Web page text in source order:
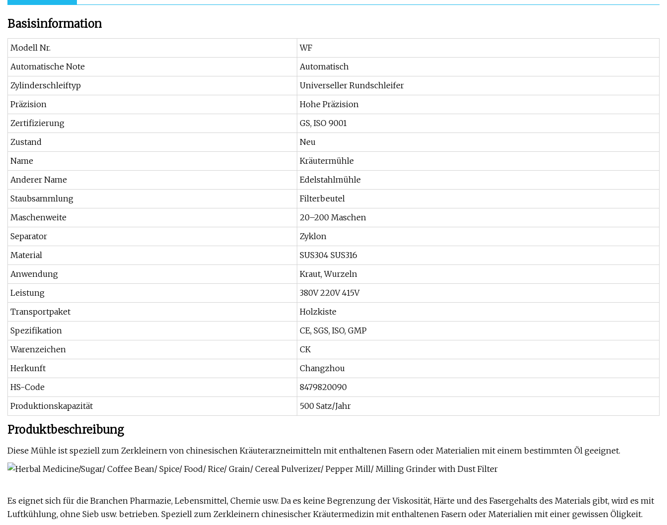
Basisinformation
Modell Nr.
WF
Automatische Note
Automatisch
Zylinderschleiftyp
Universeller Rundschleifer
Präzision
Hohe Präzision
Zertifizierung
GS, ISO 9001
Zustand
Neu
Name
Kräutermühle
Anderer Name
Edelstahlmühle
Staubsammlung
Filterbeutel
Maschenweite
20–200 Maschen
Separator
Zyklon
Material
SUS304 SUS316
Anwendung
Kraut, Wurzeln
Leistung
380V 220V 415V
Transportpaket
Holzkiste
Spezifikation
CE, SGS, ISO, GMP
Warenzeichen
CK
Herkunft
Changzhou
HS-Code
8479820090
Produktionskapazität
500 Satz/Jahr
Produktbeschreibung
Diese Mühle ist speziell zum Zerkleinern von chinesischen Kräuterarzneimitteln mit enthaltenen Fasern oder Materialien mit einem bestimmten Öl geeignet.
Es eignet sich für die Branchen Pharmazie, Lebensmittel, Chemie usw. Da es keine Begrenzung der Viskosität, Härte und des Fasergehalts des Materials gibt, wird es mit
Luftkühlung, ohne Sieb usw. betrieben. Speziell zum Zerkleinern chinesischer Kräutermedizin mit enthaltenen Fasern oder Materialien mit einer gewissen Öligkeit.